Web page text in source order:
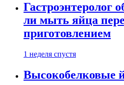
Гастроэнтеролог
ли мыть яйца
приготовлением
1 неделя спустя
Высокобелковые